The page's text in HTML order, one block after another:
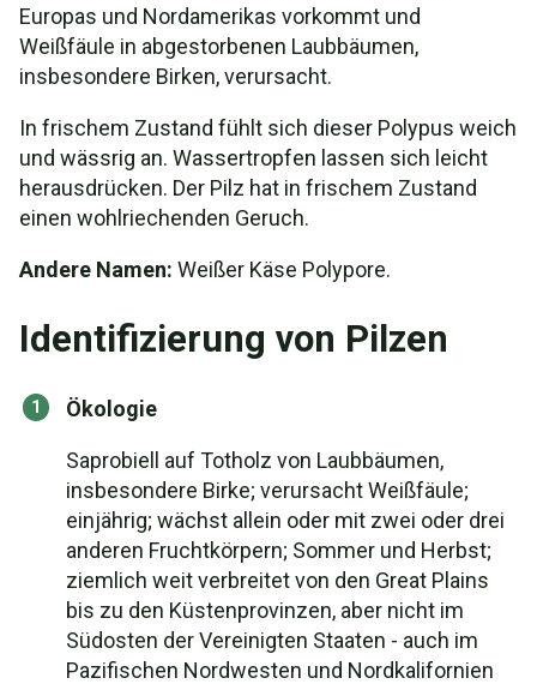
Europas und Nordamerikas vorkommt und
Weißfäule in abgestorbenen Laubbäumen,
insbesondere Birken, verursacht.
In frischem Zustand fühlt sich dieser Polypus weich
und wässrig an. Wassertropfen lassen sich leicht
herausdrücken. Der Pilz hat in frischem Zustand
einen wohlriechenden Geruch.
Andere Namen: Weißer Käse Polypore.
Identifizierung von Pilzen
Ökologie
Saprobiell auf Totholz von Laubbäumen,
insbesondere Birke; verursacht Weißfäule;
einjährig; wächst allein oder mit zwei oder drei
anderen Fruchtkörpern; Sommer und Herbst;
ziemlich weit verbreitet von den Great Plains
bis zu den Küstenprovinzen, aber nicht im
Südosten der Vereinigten Staaten - auch im
Pazifischen Nordwesten und Nordkalifornien